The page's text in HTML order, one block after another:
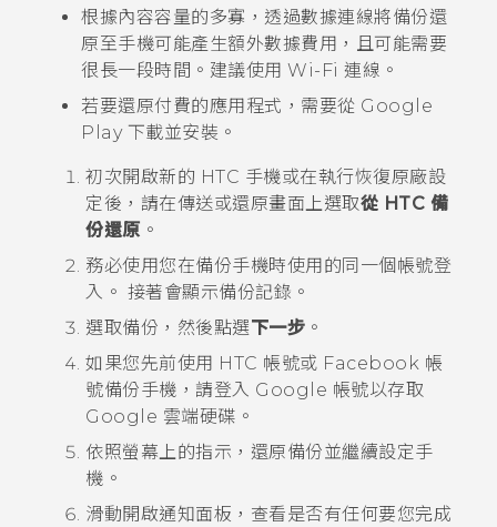
根據內容容量的多寡，透過數據連線將備份還
原至手機可能產生額外數據費用，且可能需要
很長一段時間。建議使用 Wi-Fi 連線。
若要還原付費的應用程式，需要從 Google
Play下載並安裝。
初次開啟新的 HTC 手機或在執行恢復原廠設
定後，請在傳送或還原畫面上選取從 HTC 備
份還原 。
務必使用您在備份手機時使用的同一個帳號登
入。 接著會顯示備份記錄。
選取備份，然後點選下一步 。
如果您先前使用 HTC 帳號或 Facebook 帳
號備份手機，請登入 Google 帳號以存取
Google 雲端硬碟 。
依照螢幕上的指示，還原備份並繼續設定手
機。
滑動開啟通知面板，查看是否有任何要您完成